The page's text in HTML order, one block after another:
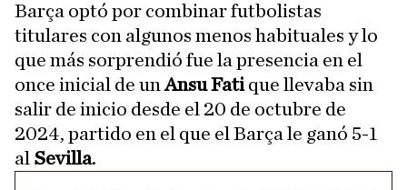
Barça optó por combinar futbolistas
titulares con algunos menos habituales y lo
que más sorprendió fue la presencia en el
once inicial de unAnsu Fatique llevaba sin
salir de inicio desde el 20 de octubre de
2024, partido en el que el Barça le ganó 5-1
al Sevilla.